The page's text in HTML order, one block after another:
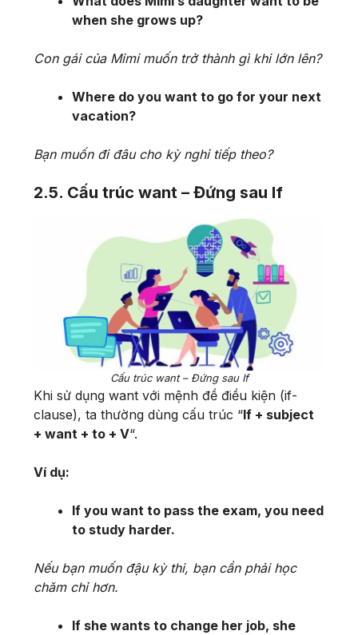
when she grows up?
Con gái của Mimi muốn trở thành gì khi lớn lên?
Where do you want to go for your next
vacation?
Bạn muốn đi đâu cho kỳ nghỉ tiếp theo?
2.5. Cấu trúc want – Đứng sau If
Cấu trúc want – Đứng sau If
Khi sử dụng want với mệnh đề điều kiện (if-
clause), ta thường dùng cấu trúc “If + subject
+ want + to + V“.
Ví dụ:
If you want to pass the exam, you need
to study harder.
Nếu bạn muốn đậu kỳ thi, bạn cần phải học
chăm chỉ hơn.
If she wants to change her job, she